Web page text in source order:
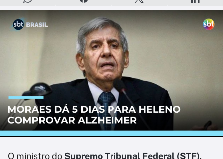
O ministro do Supremo Tribunal Federal (STF),